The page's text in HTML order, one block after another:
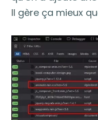
Il gère ça mieux